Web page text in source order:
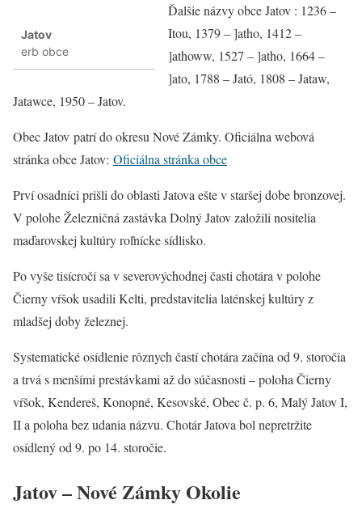
Jatov
erb obce
Ďalšie názvy obce Jatov : 1236 –
Itou, 1379 – ]atho, 1412 –
]athoww, 1527 – ]atho, 1664 –
]ato, 1788 – Jató, 1808 – Jataw,
Jatawce, 1950 – Jatov.
Obec Jatov patrí do okresu Nové Zámky. Oficiálna webová
stránka obce Jatov: Oficiálna stránka obce
Prví osadníci prišli do oblasti Jatova ešte v staršej dobe bronzovej.
V polohe Železničná zastávka Dolný Jatov založili nositelia
maďarovskej kultúry roľnícke sídlisko.
Po vyše tisícročí sa v severovýchodnej časti chotára v polohe
Čierny vŕšok usadili Kelti, predstavitelia laténskej kultúry z
mladšej doby železnej.
Systematické osídlenie rôznych častí chotára začína od 9. storočia
a trvá s menšími prestávkami až do súčasnosti – poloha Čierny
vŕšok, Kendereš, Konopné, Kesovské, Obec č. p. 6, Malý Jatov I,
II a poloha bez udania názvu. Chotár Jatova bol nepretržite
osídlený od 9. po 14. storočie.
Jatov – Nové Zámky Okolie